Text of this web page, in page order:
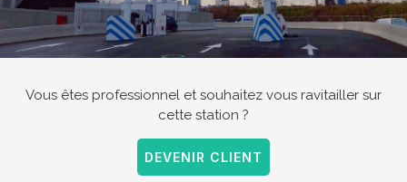
Vous êtes professionnel et souhaitez vous ravitailler sur
cette station ?
DEVENIR CLIENT